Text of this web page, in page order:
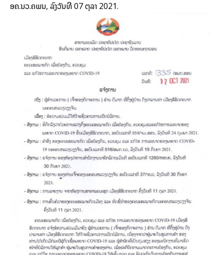
ອຄ.ນວ.ຄພນ, ລົງວັນທີ 07 ຕຸລາ 2021.